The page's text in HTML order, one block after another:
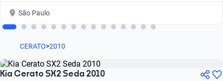
São Paulo
CERATO>2010
Kia Cerato SX2 Seda 2010